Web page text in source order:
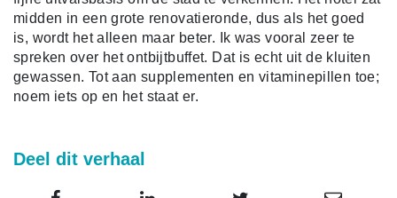
midden in een grote renovatieronde, dus als het goed
is, wordt het alleen maar beter. Ik was vooral zeer te
spreken over het ontbijtbuffet. Dat is echt uit de kluiten
gewassen. Tot aan supplementen en vitaminepillen toe;
noem iets op en het staat er.
Deel dit verhaal